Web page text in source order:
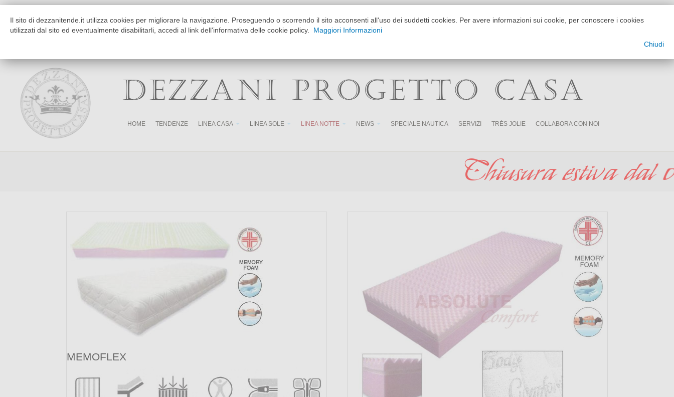
Da Martedì a Venerdì
Mattino 9:30-12:30 Pomeriggio 15:30-19:30
DEZZANI PROGETTO CASA
HOME TENDENZE LINEA CASA LINEA SOLE LINEA NOTTE NEWS SPECIALE NAUTICA SERVIZI TRÈS JOLIE COLLABORA CON NOI
Chiusura estiva dal 01 agosto
MEMOFLEX
Il sito di dezzanitende.it utilizza cookies per migliorare la navigazione. Proseguendo o scorrendo il sito acconsenti all'uso dei suddetti cookies. Per avere informazioni sui cookie, per conoscere i cookies
utilizzati dal sito ed eventualmente disabilitarli, accedi al link dell'informativa delle cookie policy.
Maggiori Informazioni
Chiudi